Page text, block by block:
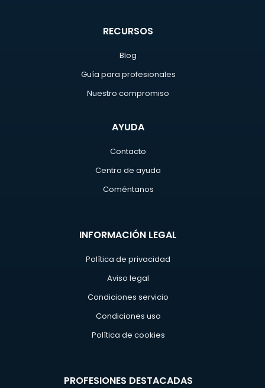
RECURSOS
Blog
Guía para profesionales
Nuestro compromiso
AYUDA
Contacto
Centro de ayuda
Coméntanos
INFORMACIÓN LEGAL
Política de privacidad
Aviso legal
Condiciones servicio
Condiciones uso
Política de cookies
PROFESIONES DESTACADAS